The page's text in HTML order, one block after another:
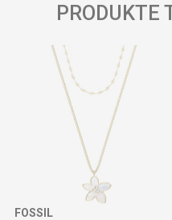
PRODUKTE
FOSSIL